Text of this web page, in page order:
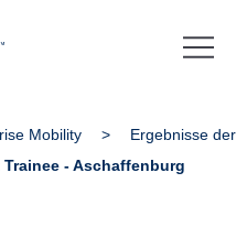
Mobility
Ergebnisse der
Trainee - Aschaffenburg